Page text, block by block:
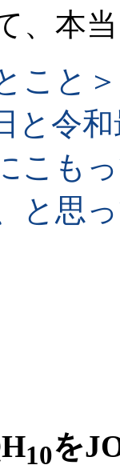
、本
こと＞
令
こも
と思
10を